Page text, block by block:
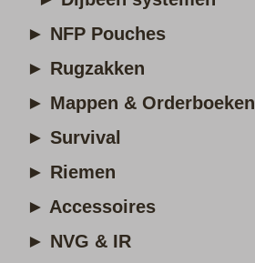
► NFP Pouches
► Rugzakken
► Mappen & Orderboeken
► Survival
► Riemen
► Accessoires
► NVG & IR